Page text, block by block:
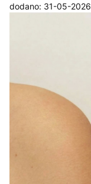
dodano: 31-05-2026